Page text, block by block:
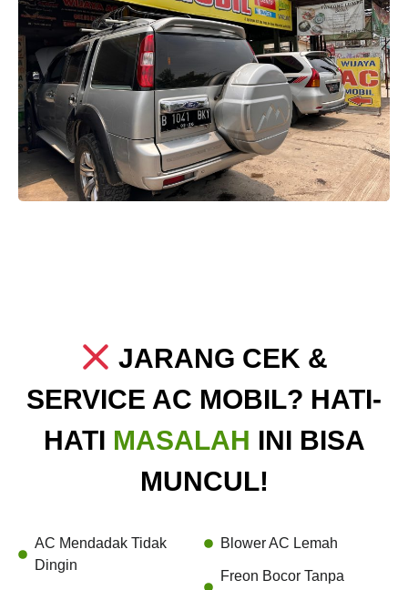
JARANG CEK &
SERVICE AC MOBIL? HATI-
HATI MASALAH INI BISA
MUNCUL!
AC Mendadak Tidak
Dingin
Blower AC Lemah
Freon Bocor Tanpa